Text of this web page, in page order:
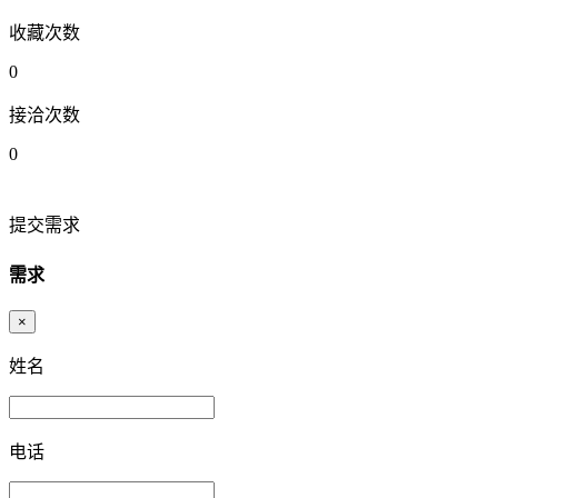
收藏次数
0
接洽次数
0
提交需求
需求
×
姓名
电话